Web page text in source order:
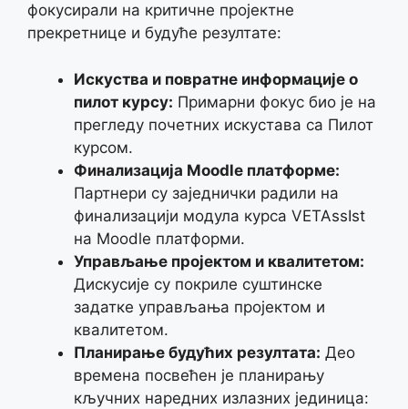
фокусирали на критичне пројектне
прекретнице и будуће резултате:
Искуства и повратне информације о
пилот курсу: Примарни фокус био је на
прегледу почетних искустава са Пилот
курсом.
Финализација Moodle платформе:
Партнери су заједнички радили на
финализацији модула курса VETAssIst
на Moodle платформи.
Управљање пројектом и квалитетом:
Дискусије су покриле суштинске
задатке управљања пројектом и
квалитетом.
Планирање будућих резултата: Део
времена посвећен је планирању
кључних наредних излазних јединица: